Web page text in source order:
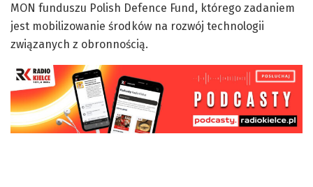
MON funduszu Polish Defence Fund, którego zadaniem
jest mobilizowanie środków na rozwój technologii
związanych z obronnością.